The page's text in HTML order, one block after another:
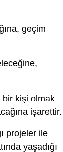
geçim
bir kişi olmak
işarettir.
projeler ile
yaşadığı